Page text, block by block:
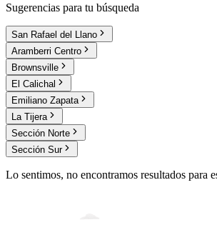
Sugerencias para tu búsqueda
San Rafael del Llano
Aramberri Centro
Brownsville
El Calichal
Emiliano Zapata
La Tijera
Sección Norte
Sección Sur
Lo sentimos, no encontramos resultados para